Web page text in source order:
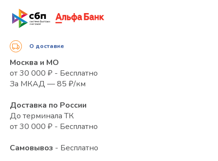
О доставке
Москва и МО
от 30 000 ₽ - Бесплатно
За МКАД — 85 ₽/км
Доставка по России
До терминала ТК
от 30 000 ₽ - Бесплатно
Самовывоз - Бесплатно